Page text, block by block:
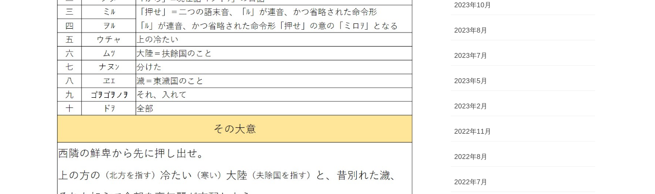
2023年10月
2023年8月
2023年7月
2023年5月
2023年2月
2022年11月
2022年8月
2022年7月